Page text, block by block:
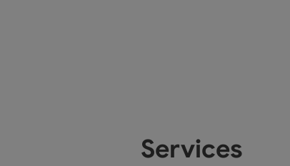
Services